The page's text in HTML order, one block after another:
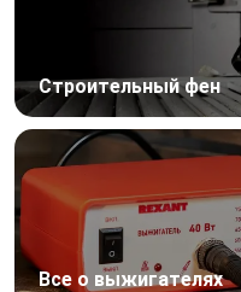
Строительный фен
Все о выжигателях